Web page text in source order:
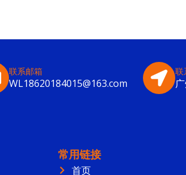
联系邮箱
WL18620184015@163.com
联
常用链接
首页